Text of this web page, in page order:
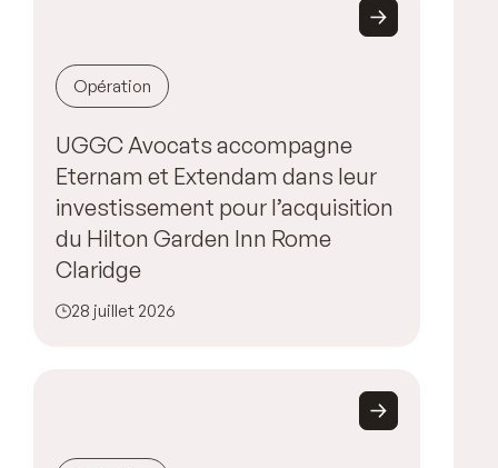
Opération
UGGC Avocats accompagne
Eternam et Extendam dans leur
investissement pour l’acquisition
du Hilton Garden Inn Rome
Claridge
28 juillet 2026